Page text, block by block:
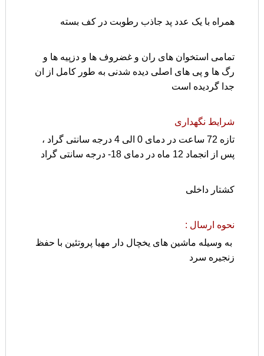
همراه با یک عدد پد جاذب رطوبت در کف بسته
تمامی استخوان های ران و غضروف ها و دزپیه ها و
رگ ها و پی های اصلی دیده شدنی به طور کامل از ان
جدا گردیده است
شرایط نگهداری
تازه 72 ساعت در دمای 0 الی 4 درجه سانتی گراد ،
پس از انجماد 12 ماه در دمای 18- درجه سانتی گراد
کشتار داخلی
نحوه ارسال :
به وسیله ماشین های یخچال دار مهیا پروتئین با حفظ
زنجیره سرد